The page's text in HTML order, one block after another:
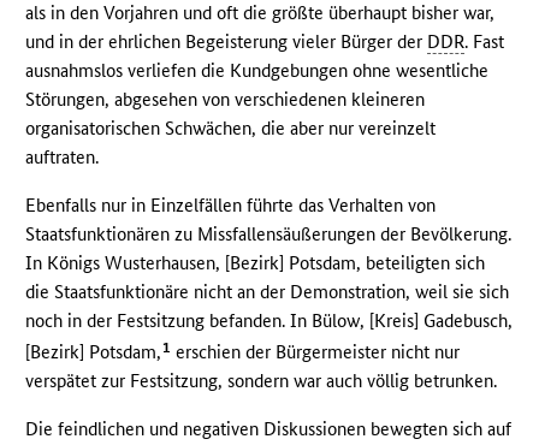
als in den Vorjahren und oft die größte überhaupt bisher war,
und in der ehrlichen Begeisterung vieler Bürger der DDR. Fast
ausnahmslos verliefen die Kundgebungen ohne wesentliche
Störungen, abgesehen von verschiedenen kleineren
organisatorischen Schwächen, die aber nur vereinzelt
auftraten.
Ebenfalls nur in Einzelfällen führte das Verhalten von
Staatsfunktionären zu Missfallensäußerungen der Bevölkerung.
In Königs Wusterhausen, [Bezirk] Potsdam, beteiligten sich
die Staatsfunktionäre nicht an der Demonstration, weil sie sich
noch in der Festsitzung befanden. In Bülow, [Kreis] Gadebusch,
[Bezirk] Potsdam,1 erschien der Bürgermeister nicht nur
verspätet zur Festsitzung, sondern war auch völlig betrunken.
Die feindlichen und negativen Diskussionen bewegten sich auf